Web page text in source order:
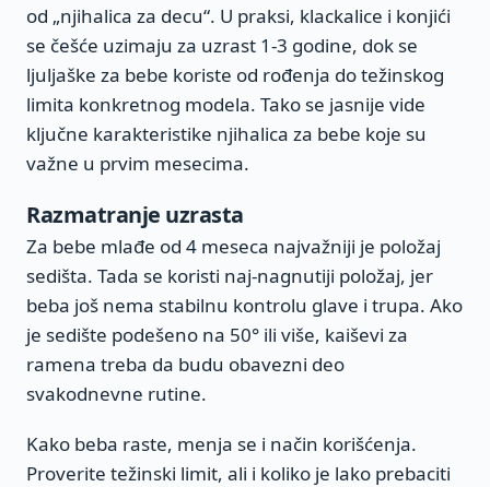
od „njihalica za decu“. U praksi, klackalice i konjići
se češće uzimaju za uzrast 1-3 godine, dok se
ljuljaške za bebe koriste od rođenja do težinskog
limita konkretnog modela. Tako se jasnije vide
ključne karakteristike njihalica za bebe koje su
važne u prvim mesecima.
Razmatranje uzrasta
Za bebe mlađe od 4 meseca najvažniji je položaj
sedišta. Tada se koristi naj-nagnutiji položaj, jer
beba još nema stabilnu kontrolu glave i trupa. Ako
je sedište podešeno na 50° ili više, kaiševi za
ramena treba da budu obavezni deo
svakodnevne rutine.
Kako beba raste, menja se i način korišćenja.
Proverite težinski limit, ali i koliko je lako prebaciti